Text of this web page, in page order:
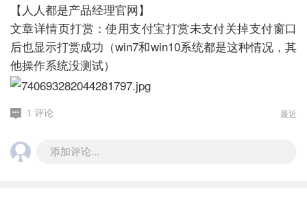
【人人都是产品经理官网】
文章详情页打赏：使用支付宝打赏未支付关掉支付窗口
后也显示打赏成功（win7和win10系统都是这种情况，其
他操作系统没测试）
1 评论 最近
添加评论...